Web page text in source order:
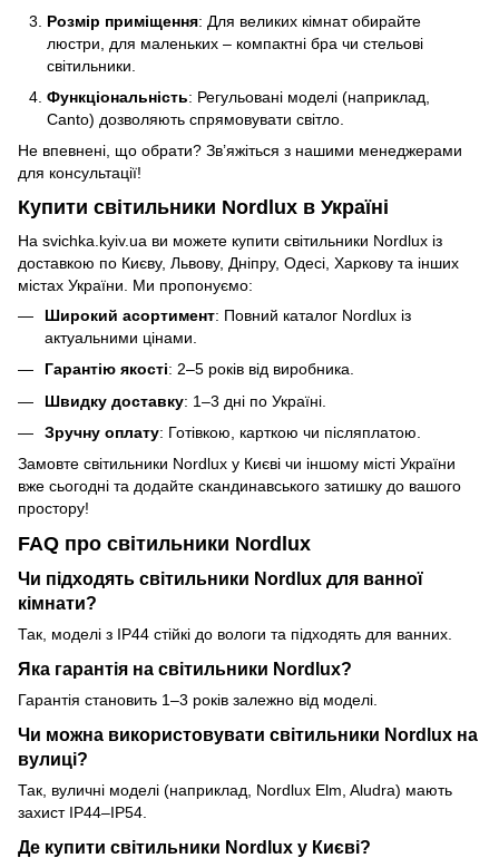
Розмір приміщення: Для великих кімнат обирайте
люстри, для маленьких – компактні бра чи стельові
світильники.
Функціональність: Регульовані моделі (наприклад,
Canto) дозволяють спрямовувати світло.
Не впевнені, що обрати? Зв’яжіться з нашими менеджерами
для консультації!
Купити світильники Nordlux в Україні
На svichka.kyiv.ua ви можете купити світильники Nordlux із
доставкою по Києву, Львову, Дніпру, Одесі, Харкову та інших
містах України. Ми пропонуємо:
Широкий асортимент: Повний каталог Nordlux із
актуальними цінами.
Гарантію якості: 2–5 років від виробника.
Швидку доставку: 1–3 дні по Україні.
Зручну оплату: Готівкою, карткою чи післяплатою.
Замовте світильники Nordlux у Києві чи іншому місті України
вже сьогодні та додайте скандинавського затишку до вашого
простору!
FAQ про світильники Nordlux
Чи підходять світильники Nordlux для ванної
кімнати?
Так, моделі з IP44 стійкі до вологи та підходять для ванних.
Яка гарантія на світильники Nordlux?
Гарантія становить 1–3 років залежно від моделі.
Чи можна використовувати світильники Nordlux на
вулиці?
Так, вуличні моделі (наприклад, Nordlux Elm, Aludra) мають
захист IP44–IP54.
Де купити світильники Nordlux у Києві?